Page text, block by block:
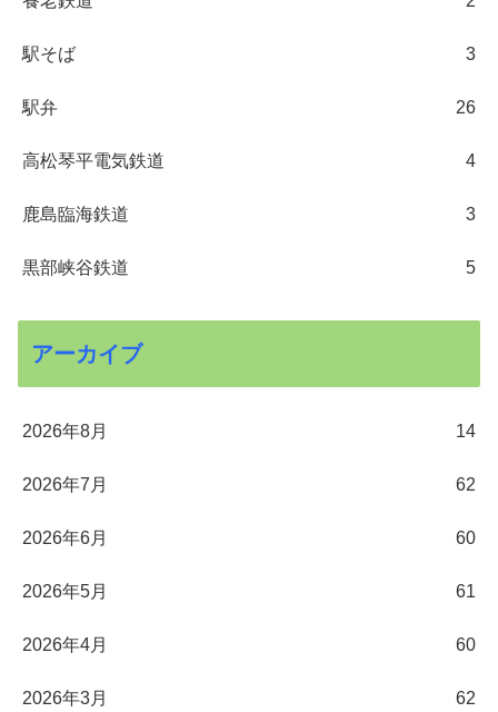
駅そば 3
駅弁 26
高松琴平電気鉄道 4
鹿島臨海鉄道 3
黒部峡谷鉄道 5
アーカイブ
2026年8月 14
2026年7月 62
2026年6月 60
2026年5月 61
2026年4月 60
2026年3月 62